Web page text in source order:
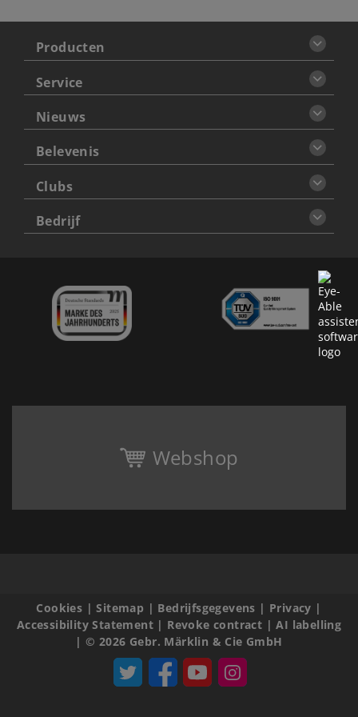
Producten
Service
Nieuws
Belevenis
Clubs
Bedrijf
Webshop
Cookies |Sitemap | Bedrijfsgegevens | Privacy |
Accessibility Statement| Revoke contract |AI labelling
|© 2026 Gebr. Märklin & Cie GmbH